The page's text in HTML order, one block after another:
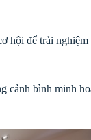
để trải nghiệm
cảnh bình minh